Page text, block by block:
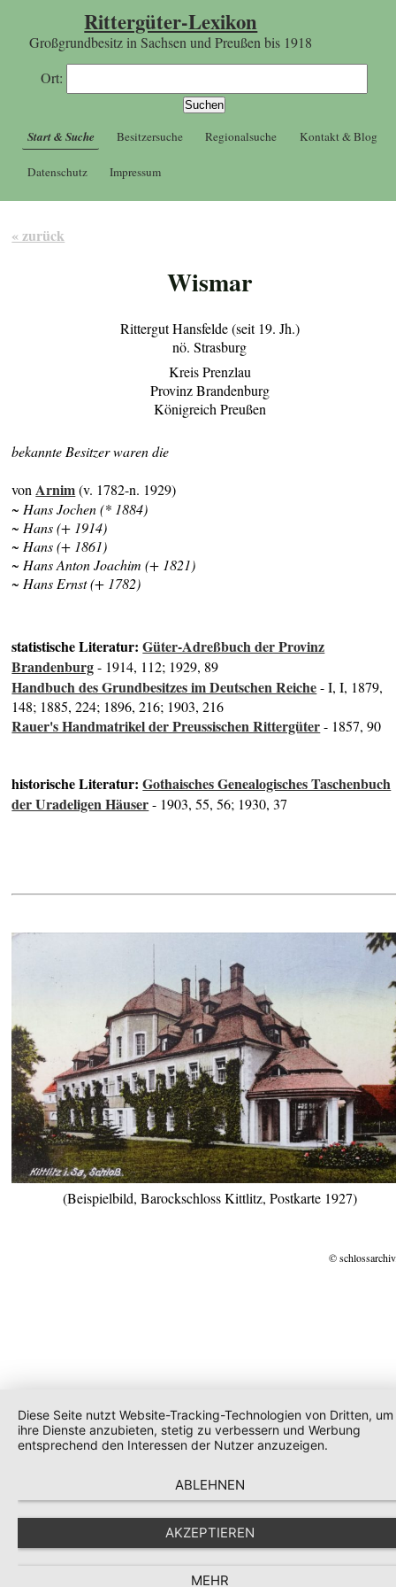
Rittergüter-Lexikon
Großgrundbesitz in Sachsen und Preußen bis 1918
Ort:
Start & Suche Besitzersuche Regionalsuche Kontakt & Blog
Datenschutz Impressum
« zurück
Wismar
Rittergut Hansfelde (seit 19. Jh.)
nö. Strasburg
Kreis Prenzlau
Provinz Brandenburg
Königreich Preußen
bekannte Besitzer waren die
von Arnim(v. 1782-n. 1929)
~ Hans Jochen (* 1884)
~ Hans (+ 1914)
~ Hans (+ 1861)
~ Hans Anton Joachim (+ 1821)
~ Hans Ernst (+ 1782)
statistische Literatur:Güter-Adreßbuch der Provinz
Brandenburg- 1914, 112; 1929, 89
Handbuch des Grundbesitzes im Deutschen Reiche- I, I, 1879,
148; 1885, 224; 1896, 216; 1903, 216
Rauer's Handmatrikel der Preussischen Rittergüter- 1857, 90
historische Literatur:Gothaisches Genealogisches Taschenbuch
der Uradeligen Häuser- 1903, 55, 56; 1930, 37
(Beispielbild, Barockschloss Kittlitz, Postkarte 1927)
©
Diese Seite nutzt Website-Tracking-Technologien von Dritten, um
ihre Dienste anzubieten, stetig zu verbessern und Werbung
entsprechend den Interessen der Nutzer anzuzeigen.
ABLEHNEN
AKZEPTIEREN
MEHR